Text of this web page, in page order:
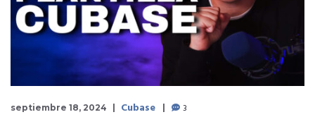
septiembre 18, 2024 Cubase 3